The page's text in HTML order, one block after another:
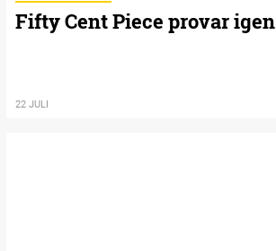
Fifty Cent Piece provar igen
22 JULI